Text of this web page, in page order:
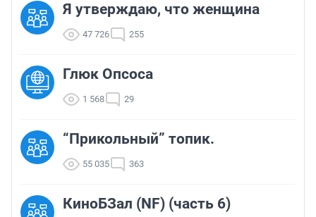
Я утверждаю, что женщина
47 726 255
Глюк Опсоса
1 568 29
“Прикольный” топик.
55 035 363
КиноБЗал (NF) (часть 6)